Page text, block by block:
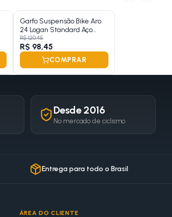
Garfo Suspensão Bike Aro
24 Logan Standard Aço
Amarelo
R$ 120,45
R$ 98,45
COMPRAR
Desde 2016
No mercado de ciclismo
Entrega para todo o Brasil
ÁREA DO CLIENTE